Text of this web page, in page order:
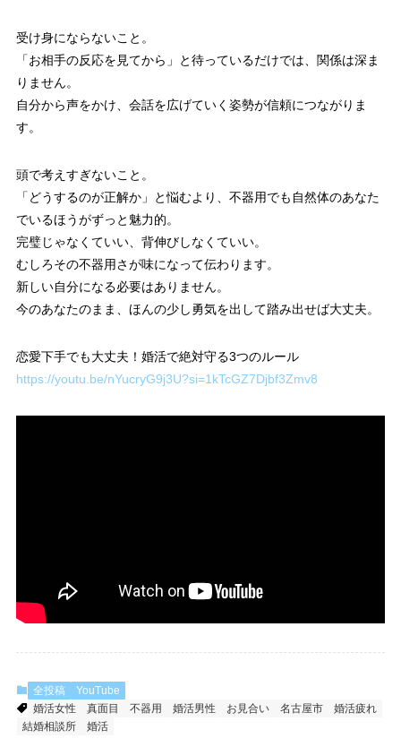
受け身にならないこと。
「お相手の反応を見てから」と待っているだけでは、関係は深ま
りません。
自分から声をかけ、会話を広げていく姿勢が信頼につながりま
す。
頭で考えすぎないこと。
「どうするのが正解か」と悩むより、不器用でも自然体のあなた
でいるほうがずっと魅力的。
完璧じゃなくていい、背伸びしなくていい。
むしろその不器用さが味になって伝わります。
新しい自分になる必要はありません。
今のあなたのまま、ほんの少し勇気を出して踏み出せば大丈夫。
恋愛下手でも大丈夫！婚活で絶対守る3つのルール
https://youtu.be/nYucryG9j3U?si=1kTcGZ7Djbf3Zmv8
全投稿
YouTube
婚活女性
真面目 不器用 婚活男性 お見合い 名古屋市
婚活疲れ
結婚相談所
婚活